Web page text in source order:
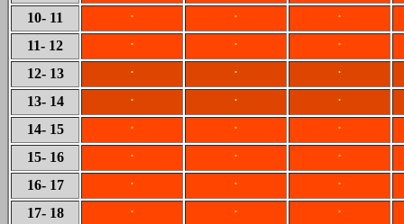
10- 11 . . .
11- 12 . . .
12- 13 . . .
13- 14 . . .
14- 15 . . .
15- 16 . . .
16- 17 . . .
17- 18 . . .